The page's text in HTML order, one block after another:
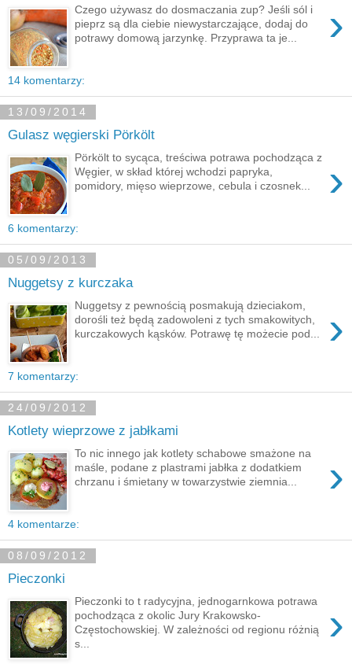
›
Czego używasz do dosmaczania zup? Jeśli sól i
pieprz są dla ciebie niewystarczające, dodaj do
potrawy domową jarzynkę. Przyprawa ta je...
14 komentarzy:
13/09/2014
Gulasz węgierski Pörkölt
›
Pörkölt to sycąca, treściwa potrawa pochodząca z
Węgier, w skład której wchodzi papryka,
pomidory, mięso wieprzowe, cebula i czosnek...
6 komentarzy:
05/09/2013
Nuggetsy z kurczaka
›
Nuggetsy z pewnością posmakują dzieciakom,
dorośli też będą zadowoleni z tych smakowitych,
kurczakowych kąsków. Potrawę tę możecie pod...
7 komentarzy:
24/09/2012
Kotlety wieprzowe z jabłkami
›
To nic innego jak kotlety schabowe smażone na
maśle, podane z plastrami jabłka z dodatkiem
chrzanu i śmietany w towarzystwie ziemnia...
4 komentarze:
08/09/2012
Pieczonki
›
Pieczonki to t radycyjna, jednogarnkowa potrawa
pochodząca z okolic Jury Krakowsko-
Częstochowskiej. W zależności od regionu różnią
s...